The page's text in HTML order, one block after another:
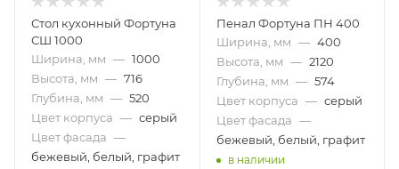
Стол кухонный Фортуна
СШ 1000
Ширина, мм — 1000
Высота, мм — 716
Глубина, мм — 520
Цвет корпуса — серый
Цвет фасада —
бежевый, белый, графит
Пенал Фортуна ПН 400
Ширина, мм — 400
Высота, мм — 2120
Глубина, мм — 574
Цвет корпуса — серый
Цвет фасада —
бежевый, белый, графит
в наличии